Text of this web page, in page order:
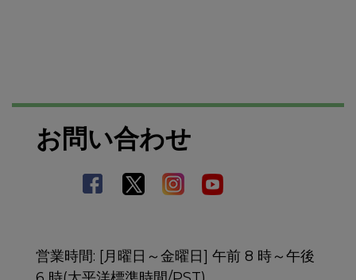
お問い合わせ
営業時間: [月曜日～金曜日] 午前 8 時～午後